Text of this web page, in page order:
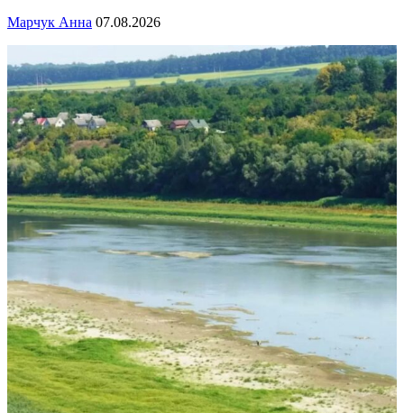
Марчук Анна 07.08.2026